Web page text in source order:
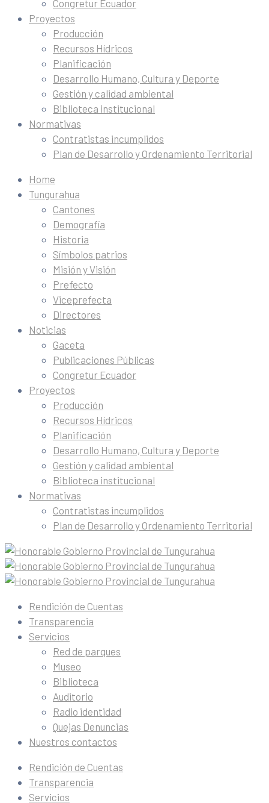
Congretur Ecuador
Proyectos
Producción
Recursos Hídricos
Planificación
Desarrollo Humano, Cultura y Deporte
Gestión y calidad ambiental
Biblioteca institucional
Normativas
Contratistas incumplidos
Plan de Desarrollo y Ordenamiento Territorial
Home
Tungurahua
Cantones
Demografía
Historia
Símbolos patrios
Misión y Visión
Prefecto
Viceprefecta
Directores
Noticias
Gaceta
Publicaciones Públicas
Congretur Ecuador
Proyectos
Producción
Recursos Hídricos
Planificación
Desarrollo Humano, Cultura y Deporte
Gestión y calidad ambiental
Biblioteca institucional
Normativas
Contratistas incumplidos
Plan de Desarrollo y Ordenamiento Territorial
Rendición de Cuentas
Transparencia
Servicios
Red de parques
Museo
Biblioteca
Auditorio
Radio identidad
Quejas Denuncias
Nuestros contactos
Rendición de Cuentas
Transparencia
Servicios